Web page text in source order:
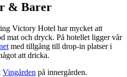
& Barer
Victory Hotel har mycket att
mat och dryck. På hotellet ligger vår
med tillgång till drop-in platser i
att dricka.
Vingården på innergården.